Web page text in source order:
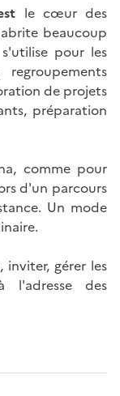
le cœur des
beaucoup
pour les
de projets
préparation
comme pour
d'un parcours
Un mode
inviter, gérer les
l'adresse des